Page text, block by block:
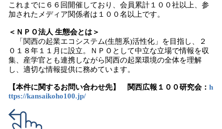
これまでに６６回開催しており、会員累計１００社以上、参
加されたメディア関係者は１００名以上です。
＜ＮＰＯ法人 生態会とは＞
「関西の起業エコシステム(生態系)活性化」を目指し、２
０１８年１１月に設立。ＮＰＯとして中立な立場で情報を収
集、産学官とも連携しながら関西の起業環境の全体を理解
し、適切な情報提供に務めています。
【本件に関するお問い合わせ先】 関西広報１００研究会： h
ttps://kansaikoho100.jp/